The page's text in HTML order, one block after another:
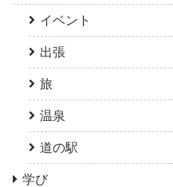
イベント
出張
旅
温泉
道の駅
学び